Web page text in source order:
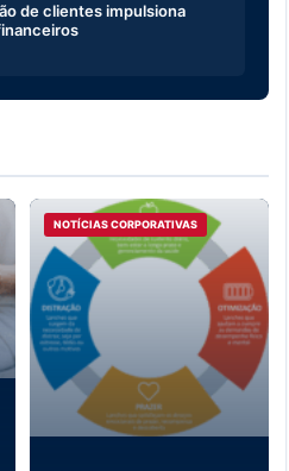
de clientes impulsiona
NOTÍCIAS CORPORATIVAS